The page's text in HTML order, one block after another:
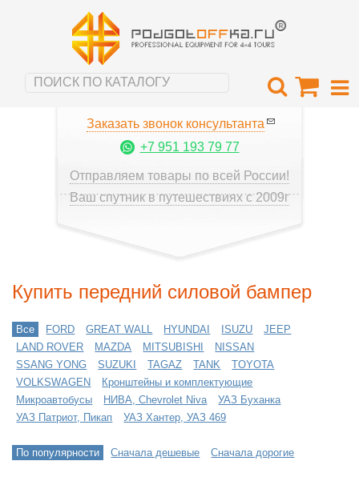
Заказать звонок консультанта
+7 951 193 79 77
Отправляем товары по всей России!
Ваш спутник в путешествиях с 2009г
Купить передний силовой бампер
Все FORD GREAT WALL HYUNDAI ISUZU
JEEP
LAND ROVER
MAZDA MITSUBISHI
NISSAN
SSANG YONG
SUZUKI TAGAZ TANK
TOYOTA
VOLKSWAGEN
Кронштейны и комплектующие
Микроавтобусы
НИВА, Chevrolet Niva
УАЗ Буханка
УАЗ Патриот, Пикап
УАЗ Хантер, УАЗ 469
По популярности Сначала дешевые Сначала дорогие